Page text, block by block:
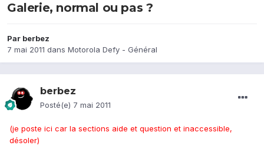
Galerie, normal ou pas ?
Par berbez
7 mai 2011 dans Motorola Defy - Général
berbez
Posté(e) 7 mai 2011
(je poste ici car la sections aide et question et inaccessible,
désoler)